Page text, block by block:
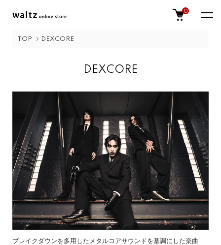
0
TOP DEXCORE
DEXCORE
ブレイクダウンを多用したメタルコアサウンドを基調にした楽曲